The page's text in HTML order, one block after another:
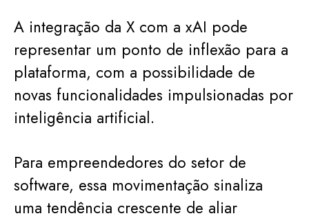
A integração da X com a xAI pode
representar um ponto de inflexão para a
plataforma, com a possibilidade de
novas funcionalidades impulsionadas por
inteligência artificial.
Para empreendedores do setor de
software, essa movimentação sinaliza
uma tendência crescente de aliar